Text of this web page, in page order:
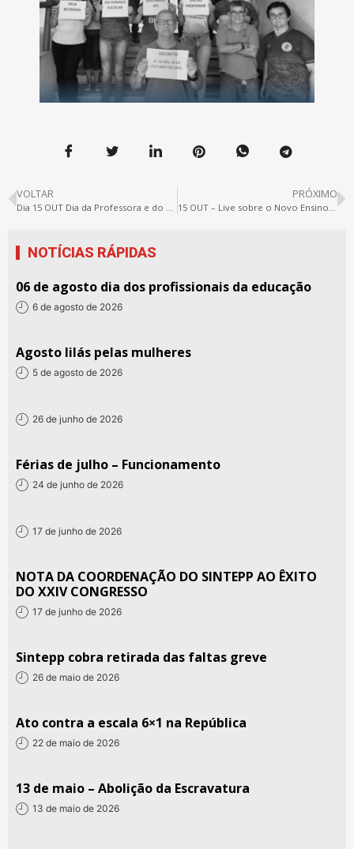
VOLTAR PRÓXIMO
NOTÍCIAS RÁPIDAS
06 de agosto dia dos profissionais da educação
6 de agosto de 2026
Agosto lilás pelas mulheres
5 de agosto de 2026
26 de junho de 2026
Férias de julho – Funcionamento
24 de junho de 2026
17 de junho de 2026
NOTA DA COORDENAÇÃO DO SINTEPP AO ÊXITO
DO XXIV CONGRESSO
17 de junho de 2026
Sintepp cobra retirada das faltas greve
26 de maio de 2026
Ato contra a escala 6×1 na República
22 de maio de 2026
13 de maio – Abolição da Escravatura
13 de maio de 2026